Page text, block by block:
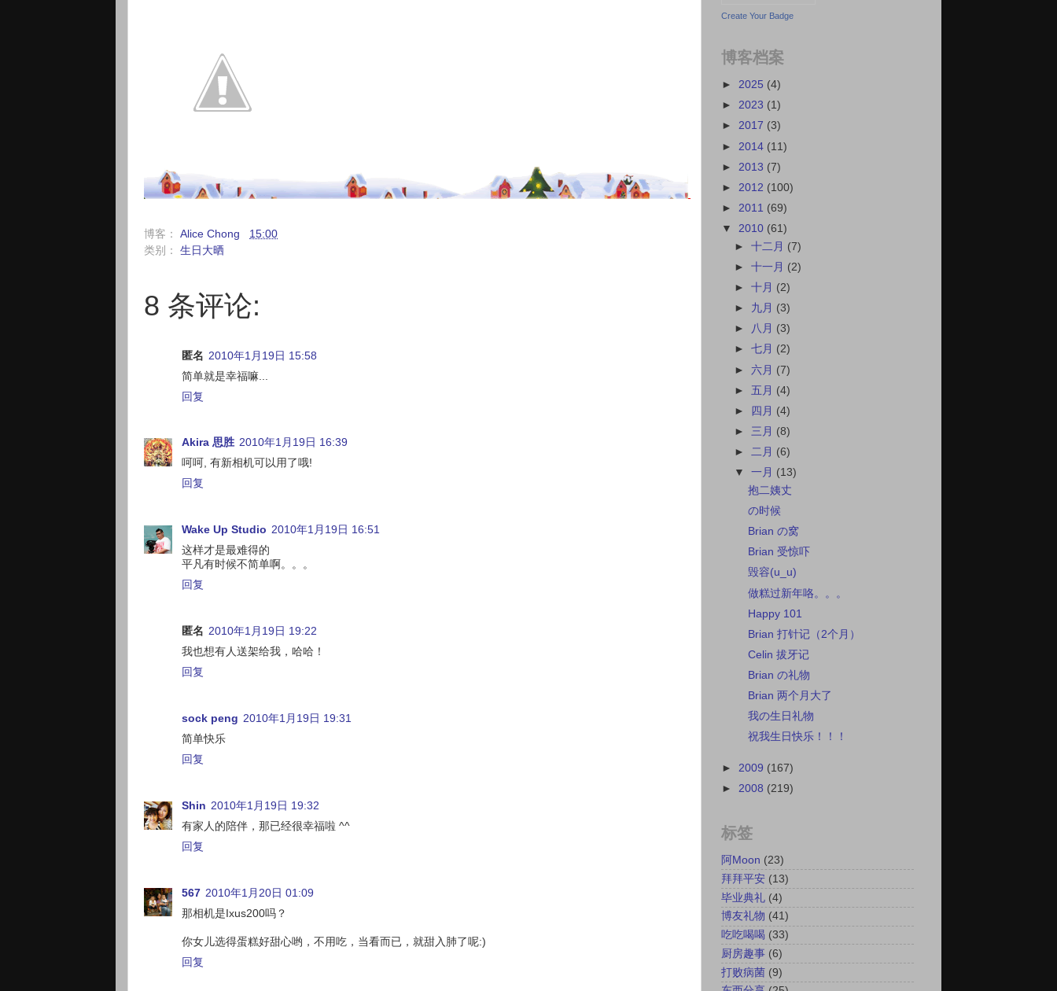
博客： Alice Chong
15:00
类别： 生日大晒
8 条评论:
匿名 2010年1月19日 15:58
简单就是幸福嘛...
回复
Akira 思胜 2010年1月19日 16:39
呵呵, 有新相机可以用了哦!
回复
Wake Up Studio 2010年1月19日 16:51
这样才是最难得的
平凡有时候不简单啊。。。
回复
匿名 2010年1月19日 19:22
我也想有人送架给我，哈哈！
回复
sock peng 2010年1月19日 19:31
简单快乐
回复
Shin 2010年1月19日 19:32
有家人的陪伴，那已经很幸福啦 ^^
回复
567 2010年1月20日 01:09
那相机是Ixus200吗？
你女儿选得蛋糕好甜心哟，不用吃，当看而已，就甜入肺了呢:)
回复
Create Your Badge
博客档案
► 2025 (4)
► 2023 (1)
► 2017 (3)
► 2014 (11)
► 2013 (7)
► 2012 (100)
► 2011 (69)
▼ 2010 (61)
►十二月 (7)
►十一月 (2)
►十月 (2)
► 九月 (3)
►
八月 (3)
►七月 (2)
►六月 (7)
► 五月 (4)
►
四月 (4)
► 三月 (8)
►二月 (6)
▼一月 (13)
抱二姨丈
の时候
Brian の窝
Brian 受惊吓
毁容(u_u)
做糕过新年咯。。。
Happy 101
Brian 打针记（2个月）
Celin 拔牙记
Brian の礼物
Brian 两个月大了
我の生日礼物
祝我生日快乐！！！
► 2009 (167)
► 2008 (219)
标签
阿Moon (23)
拜拜平安 (13)
毕业典礼 (4)
博友礼物 (41)
吃吃喝喝 (33)
厨房趣事 (6)
打败病菌 (9)